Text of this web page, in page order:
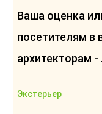
Ваша оценка
посетителям в
архитекторам
Экстерьер